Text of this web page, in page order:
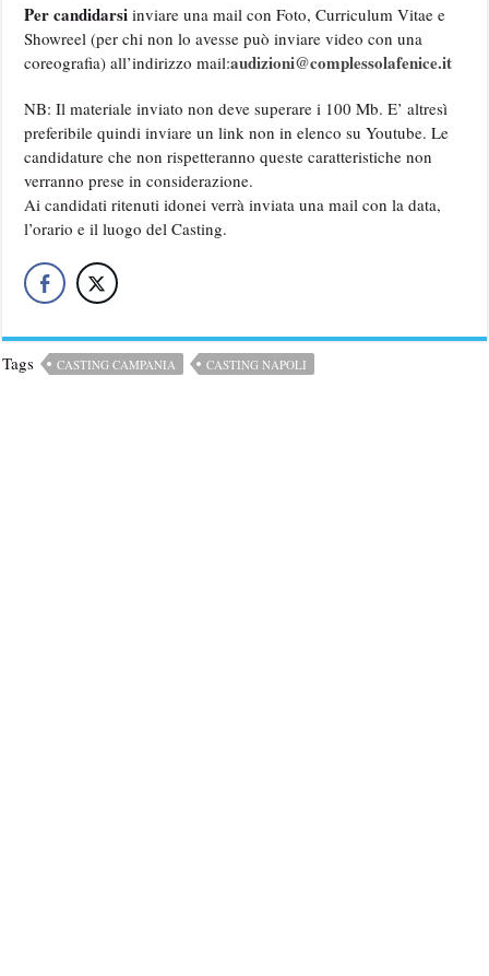
Per candidarsi inviare una mail con Foto, Curriculum Vitae e
Showreel (per chi non lo avesse può inviare video con una
coreografia) all’indirizzo mail:audizioni@complessolafenice.it
NB: Il materiale inviato non deve superare i 100 Mb. E’ altresì
preferibile quindi inviare un link non in elenco su Youtube. Le
candidature che non rispetteranno queste caratteristiche non
verranno prese in considerazione.
Ai candidati ritenuti idonei verrà inviata una mail con la data,
l’orario e il luogo del Casting.
Tags CASTING CAMPANIA CASTING NAPOLI